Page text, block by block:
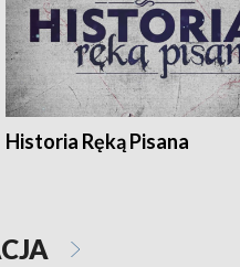
Historia Ręką Pisana